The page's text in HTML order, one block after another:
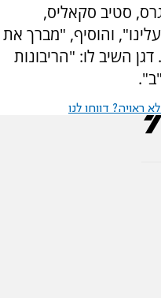
סטיב סקאליס,
והוסיף, "מברך את
השיב לו: "הריבונות
ראויה? דווחו לנו